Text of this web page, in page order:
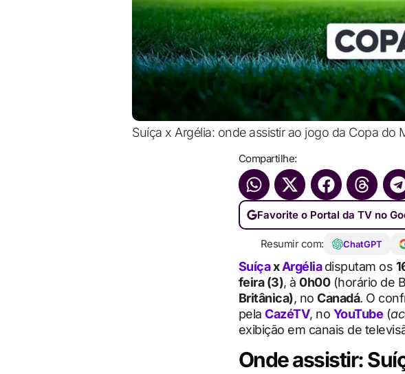
Suíça x Argélia: onde assistir ao jogo da Copa do
Compartilhe:
Favorite o Portal da TV no
Resumir com: ChatGPT
SuíçaxArgéliadisputam os
feira (3), à 0h00(horário de
Britânica), no Canadá. O
pela CazéTV, no YouTube (
exibição em canais de
Onde assistir: